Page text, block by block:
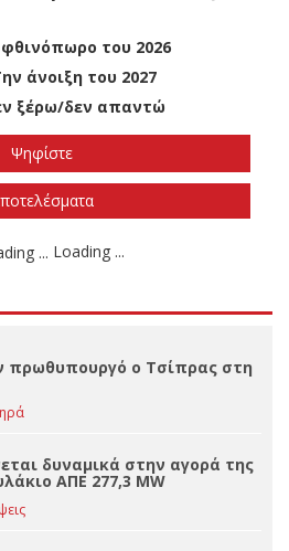
θα γίνουν οι εθνικές
φθινόπωρο του 2026
άνοιξη του 2027
ξέρω/δεν απαντώ
πρωθυπουργό ο Τσίπρας στη